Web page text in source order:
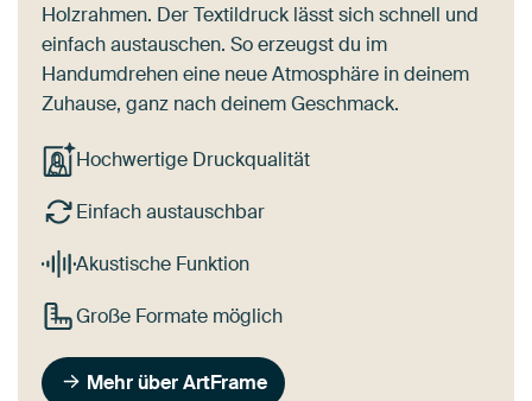
Holzrahmen. Der Textildruck lässt sich schnell und
einfach austauschen. So erzeugst du im
Handumdrehen eine neue Atmosphäre in deinem
Zuhause, ganz nach deinem Geschmack.
Hochwertige Druckqualität
Einfach austauschbar
Akustische Funktion
Große Formate möglich
Mehr über ArtFrame